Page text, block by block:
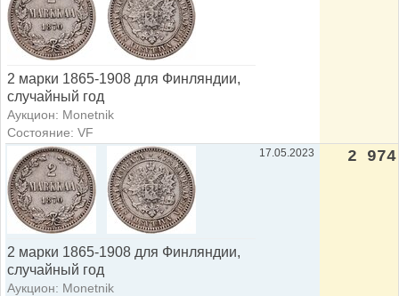
2 марки 1865-1908 для Финляндии,
случайный год
Аукцион: Monetnik
Состояние: VF
2 марки 1865-1908 для Финляндии,
случайный год
Аукцион: Monetnik
17.05.2023 2 974